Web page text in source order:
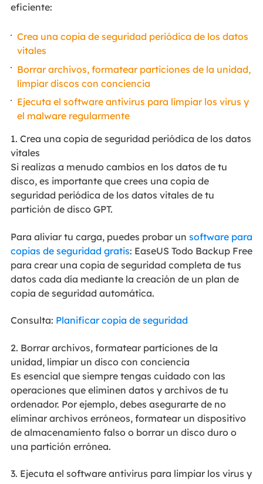
eficiente:
Crea una copia de seguridad periódica de los datos
vitales
Borrar archivos, formatear particiones de la unidad,
limpiar discos con conciencia
Ejecuta el software antivirus para limpiar los virus y
el malware regularmente
1. Crea una copia de seguridad periódica de los datos
vitales
Si realizas a menudo cambios en los datos de tu
disco, es importante que crees una copia de
seguridad periódica de los datos vitales de tu
partición de disco GPT.
Para aliviar tu carga, puedes probar un software para
copias de seguridad gratis: EaseUS Todo Backup Free
para crear una copia de seguridad completa de tus
datos cada día mediante la creación de un plan de
copia de seguridad automática.
Consulta: Planificar copia de seguridad
2. Borrar archivos, formatear particiones de la
unidad, limpiar un disco con conciencia
Es esencial que siempre tengas cuidado con las
operaciones que eliminen datos y archivos de tu
ordenador. Por ejemplo, debes asegurarte de no
eliminar archivos erróneos, formatear un dispositivo
de almacenamiento falso o borrar un disco duro o
una partición errónea.
3. Ejecuta el software antivirus para limpiar los virus y